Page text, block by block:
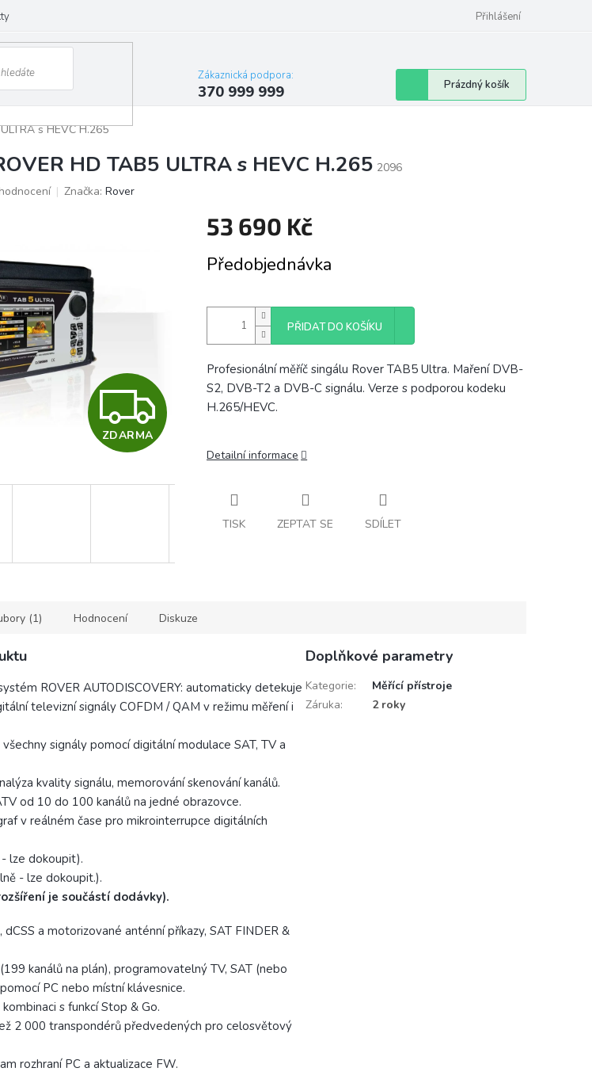
Přihlášení
Zákaznická podpora:
370 999 999
Nákupní
košík
Prázdný košík
s HEVC H.265
HD TAB5 ULTRA s HEVC H.265 2096
Značka: Rover
Z
D
R
M
A
ZDARMA
53 690 Kč
cena:
Předobjednávka
PŘIDAT DO KOŠÍKU
Profesionální měříč singálu Rover TAB5 Ultra. Maření DVB-
S2, DVB-T2 a DVB-C signálu. Verze s podporou kodeku
H.265/HEVC.
Detailní informace
TISK ZEPTAT SE SDÍLET
(1) Hodnocení Diskuze
ROVER AUTODISCOVERY: automaticky detekuje
televizní signály COFDM / QAM v režimu měření i
signály pomocí digitální modulace SAT, TV a
kvality signálu, memorování skenování kanálů.
od 10 do 100 kanálů na jedné obrazovce.
v reálném čase pro mikrointerrupce digitálních
lze dokoupit).
- lze dokoupit.).
je součástí dodávky).
dCSS a motorizované anténní příkazy, SAT FINDER &
kanálů na plán), programovatelný TV, SAT (nebo
PC nebo místní klávesnice.
s funkcí Stop & Go.
2 000 transpondérů předvedených pro celosvětový
rozhraní PC a aktualizace FW.
Doplňkové parametry
Kategorie:
Měřící přístroje
Záruka: 2 roky